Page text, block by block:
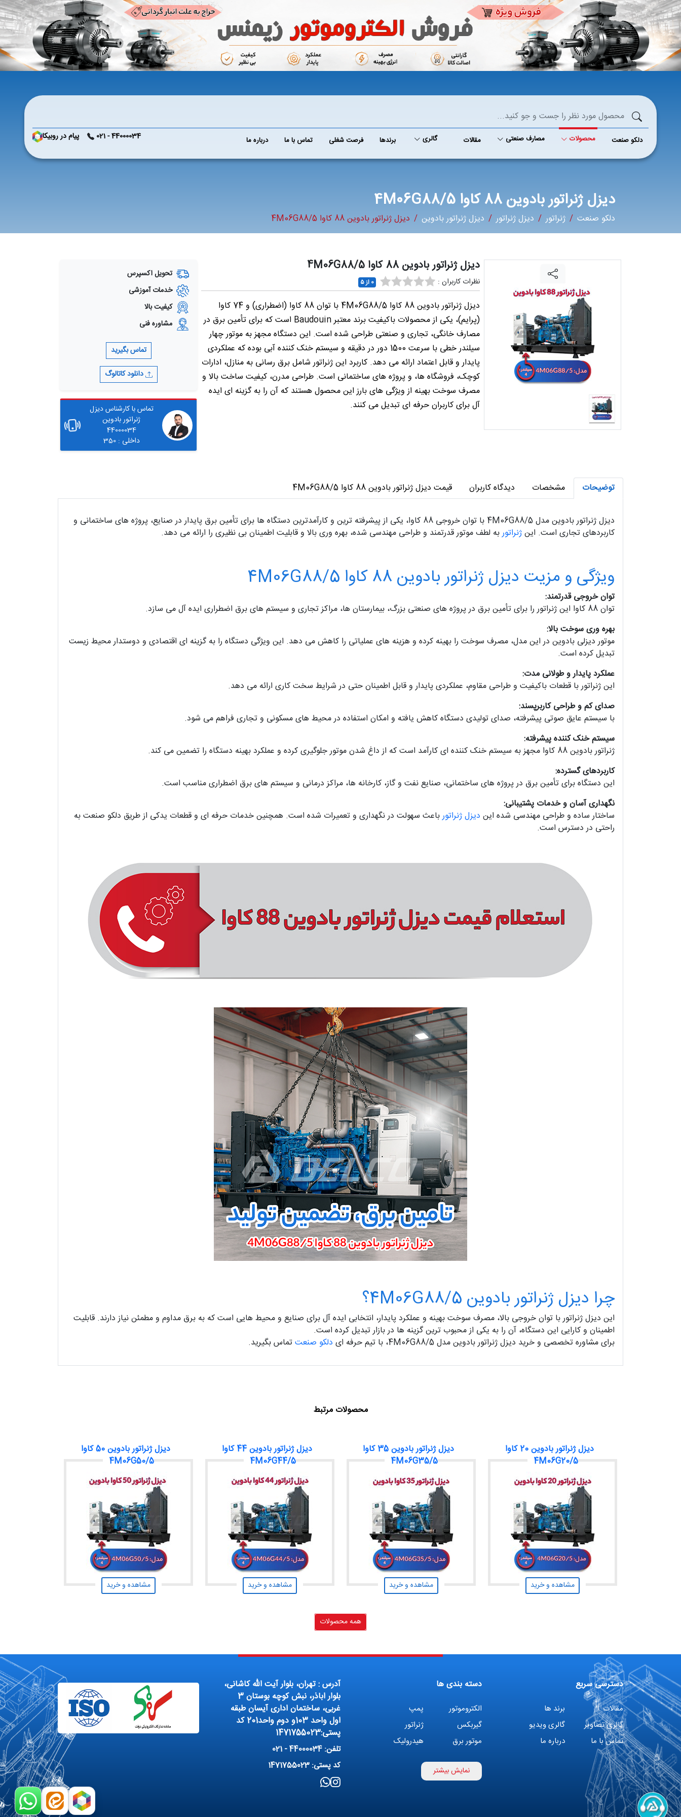
دلکو صنعت محصولات مصارف صنعتی مقالات گالری برند‌ها فرصت شغلی تماس با ما درباره ما 44000034 - 021 پیام در روبیکا
دیزل ژنراتور بادوین 88 کاوا 4M06G88/5
دلکو صنعت ژنراتور دیزل ژنراتور دیزل ژنراتور بادوین دیزل ژنراتور بادوین 88 کاوا 4M06G88/5
دیزل ژنراتور بادوین 88 کاوا 4M06G88/5
نظرات کاربران : 0 از ۵
دیزل ژنراتور بادوین 88 کاوا 4M06G88/5 با توان 88 کاوا (اضطراری) و 74 کاوا
(پرایم)، یکی از محصولات باکیفیت برند معتبر Baudouin است که برای تأمین برق در
مصارف خانگی، تجاری و صنعتی طراحی شده است. این دستگاه مجهز به موتور چهار
سیلندر خطی با سرعت 1500 دور در دقیقه و سیستم خنک کننده آبی بوده که عملکردی
پایدار و قابل اعتماد ارائه می دهد. کاربرد این ژنراتور شامل برق رسانی به منازل، ادارات
کوچک، فروشگاه ها، و پروژه های ساختمانی است. طراحی مدرن، کیفیت ساخت بالا و
مصرف سوخت بهینه از ویژگی های بارز این محصول هستند که آن را به گزینه ای ایده
آل برای کاربران حرفه ای تبدیل می کنند.
تحویل اکسپرس
خدمات آموزشی
کیفیت بالا
مشاوره فنی
تماس بگیرید
دانلود کاتالوگ
تماس با کارشناس دیزل
ژنراتور بادوین
44000034
داخلی : 350
توضیحات مشخصات دیدگاه کاربران قیمت دیزل ژنراتور بادوین 88 کاوا 4M06G88/5
دیزل ژنراتور بادوین مدل 4M06G88/5 با توان خروجی 88 کاوا، یکی از پیشرفته ترین و کارآمدترین دستگاه ها برای تأمین برق پایدار در صنایع، پروژه های ساختمانی و
کاربردهای تجاری است. اینژنراتوربه لطف موتور قدرتمند و طراحی مهندسی شده، بهره وری بالا و قابلیت اطمینان بی نظیری را ارائه می دهد.
ویژگی و مزیت دیزل ژنراتور بادوین 88 کاوا 4M06G88/5
توان خروجی قدرتمند:
توان 88 کاوا این ژنراتور را برای تأمین برق در پروژه های صنعتی بزرگ، بیمارستان ها، مراکز تجاری و سیستم های برق اضطراری ایده آل می سازد.
بهره وری سوخت بالا:
موتور دیزلی بادوین در این مدل، مصرف سوخت را بهینه کرده و هزینه های عملیاتی را کاهش می دهد. این ویژگی دستگاه را به گزینه ای اقتصادی و دوستدار محیط زیست
تبدیل کرده است.
عملکرد پایدار و طولانی مدت:
این ژنراتور با قطعات باکیفیت و طراحی مقاوم، عملکردی پایدار و قابل اطمینان حتی در شرایط سخت کاری ارائه می دهد.
صدای کم و طراحی کاربرپسند:
با سیستم عایق صوتی پیشرفته، صدای تولیدی دستگاه کاهش یافته و امکان استفاده در محیط های مسکونی و تجاری فراهم می شود.
سیستم خنک کننده پیشرفته:
ژنراتور بادوین 88 کاوا مجهز به سیستم خنک کننده ای کارآمد است که از داغ شدن موتور جلوگیری کرده و عملکرد بهینه دستگاه را تضمین می کند.
کاربردهای گسترده:
این دستگاه برای تأمین برق در پروژه های ساختمانی، صنایع نفت و گاز، کارخانه ها، مراکز درمانی و سیستم های برق اضطراری مناسب است.
نگهداری آسان و خدمات پشتیبانی:
ساختار ساده و طراحی مهندسی شده این دیزل ژنراتورباعث سهولت در نگهداری و تعمیرات شده است. همچنین خدمات حرفه ای و قطعات یدکی از طریق دلکو صنعت به
راحتی در دسترس است.
چرا دیزل ژنراتور بادوین 4M06G88/5؟
این دیزل ژنراتور با توان خروجی بالا، مصرف سوخت بهینه و عملکرد پایدار، انتخابی ایده آل برای صنایع و محیط هایی است که به برق مداوم و مطمئن نیاز دارند. قابلیت
اطمینان و کارایی این دستگاه، آن را به یکی از محبوب ترین گزینه ها در بازار تبدیل کرده است.
برای مشاوره تخصصی و خرید دیزل ژنراتور بادوین مدل 4M06G88/5، با تیم حرفه ای
دلکو صنعتتماس بگیرید.
محصولات مرتبط
دیزل ژنراتور بادوین 20 کاوا
4M06G20/5
مشاهده و خرید
دیزل ژنراتور بادوین 35 کاوا
4M06G35/5
مشاهده و خرید
دیزل ژنراتور بادوین 44 کاوا
4M06G44/5
مشاهده و خرید
دیزل ژنراتور بادوین 50 کاوا
4M06G50/5
مشاهده و خرید
همه محصولات
دسترسی سریع
مقالات
برند ها
گالری تصاویر
گالری ویدیو
تماس با ما
درباره ما
دسته بندی ها
الکتروموتور
پمپ
گیربکس
ژنراتور
موتور برق
هیدرولیک
تهویه مطبوع
کمپرسور
نمایش بیشتر
آدرس : تهران، بلوار آیت الله کاشانی،
بلوار اباذر، نبش کوچه بوستان 3
غربی، ساختمان اداری آیسان طبقه
اول واحد 103و دوم واحد201 کد
پستی:1471755023
تلفن: 44000034 - 021
کد پستی: 1471755023